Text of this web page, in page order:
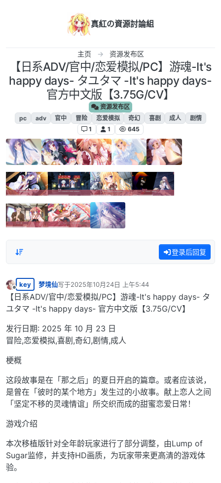
真紅の資源討論組
主页 资源发布区
【日系ADV/官中/恋爱模拟/PC】游魂-It's
happy days- タユタマ -It's happy days-
官方中文版【3.75G/CV】
资源发布区
pc
adv 官中 冒险 恋爱模拟 奇幻 喜剧 成人
剧情
1
1 645
登录后回复
离线
key 梦境仙写于2025年10月24日 上午5:44
最后由 编辑
【日系ADV/官中/恋爱模拟/PC】游魂-It's happy days- タ
ユタマ -It's happy days- 官方中文版【3.75G/CV】
发行日期: 2025 年 10 月 23 日
冒险,恋爱模拟,喜剧,奇幻,剧情,成人
梗概
这段故事是在「那之后」的夏日开启的篇章。或者应该说，
是曾在「彼时的某个地方」发生过的小故事。献上恋人之间
「坚定不移的灵魂情谊」所交织而成的甜蜜恋爱日常！
游戏介绍
本次移植版针对全年龄玩家进行了部分调整，由Lump of
Sugar监修，并支持HD画质，为玩家带来更高清的游戏体
验。